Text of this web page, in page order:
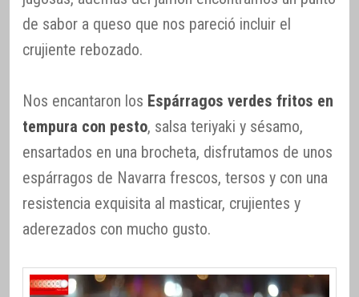
de sabor a queso que nos pareció incluir el
crujiente rebozado.
Nos encantaron los Espárragos verdes fritos en
tempura con pesto, salsa teriyaki y sésamo,
ensartados en una brocheta, disfrutamos de unos
espárragos de Navarra frescos, tersos y con una
resistencia exquisita al masticar, crujientes y
aderezados con mucho gusto.